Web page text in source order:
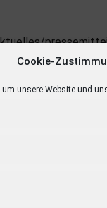
Cookie-
unsere Website und
und-